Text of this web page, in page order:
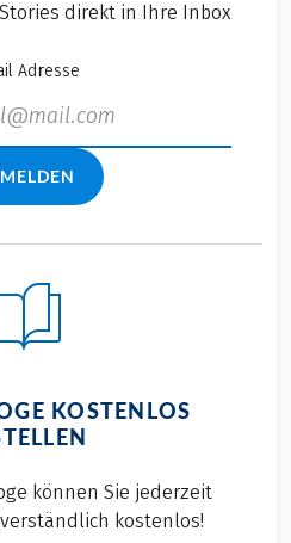
direkt in Ihre Inbox
Adresse
KOSTENLOS
können Sie jederzeit
kostenlos!